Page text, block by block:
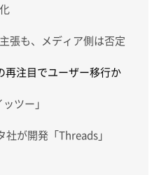
張も、メディア側は否定
再注目でユーザー移行か
ツー」
が開発「Threads」